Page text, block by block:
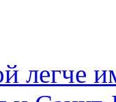
легче